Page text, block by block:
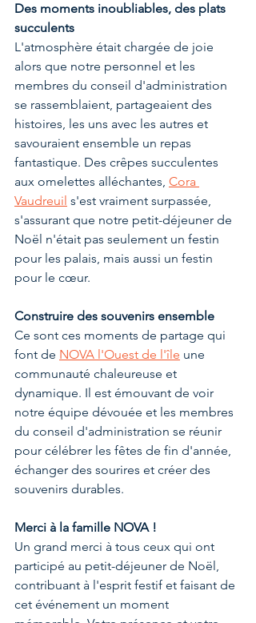
Des moments inoubliables, des plats
succulents
L'atmosphère était chargée de joie
alors que notre personnel et les
membres du conseil d'administration
se rassemblaient, partageaient des
histoires, les uns avec les autres et
savouraient ensemble un repas
fantastique. Des crêpes succulentes
aux omelettes alléchantes, Cora
Vaudreuil s'est vraiment surpassée,
s'assurant que notre petit-déjeuner de
Noël n'était pas seulement un festin
pour les palais, mais aussi un festin
pour le cœur.
Construire des souvenirs ensemble
Ce sont ces moments de partage qui
font de NOVA l'Ouest de l'île une
communauté chaleureuse et
dynamique. Il est émouvant de voir
notre équipe dévouée et les membres
du conseil d'administration se réunir
pour célébrer les fêtes de fin d'année,
échanger des sourires et créer des
souvenirs durables.
Merci à la famille NOVA !
Un grand merci à tous ceux qui ont
participé au petit-déjeuner de Noël,
contribuant à l'esprit festif et faisant de
cet événement un moment